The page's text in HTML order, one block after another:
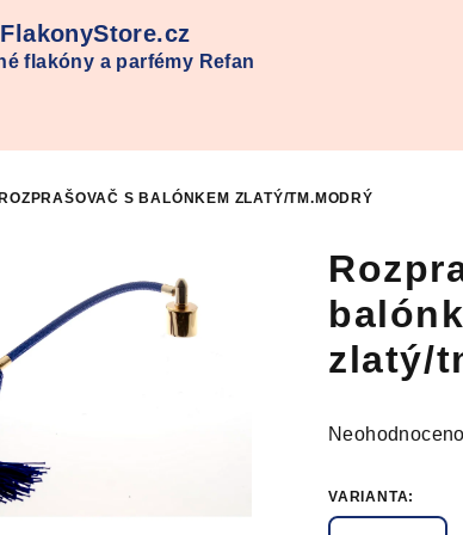
FlakonyStore.cz
flakóny a parfémy Refan
ROZPRAŠOVAČ S BALÓNKEM ZLATÝ/TM.MODRÝ
zlatý/
Průměrné
produktu
je
Neohodnoceno
VARIANTA: